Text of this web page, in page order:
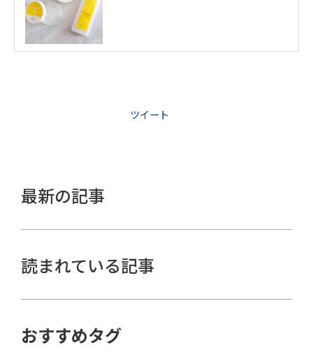
ツイート
最新の記事
読まれている記事
おすすめタグ